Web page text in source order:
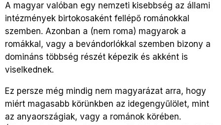
A magyar valóban egy nemzeti kisebbség az állami
intézmények birtokosaként fellépő románokkal
szemben. Azonban a (nem roma) magyarok a
romákkal, vagy a bevándorlókkal szemben bizony a
domináns többség részét képezik és akként is
viselkednek.
Ez persze még mindig nem magyarázat arra, hogy
miért magasabb körünkben az idegengyűlölet, mint
az anyaországiak, vagy a románok körében.